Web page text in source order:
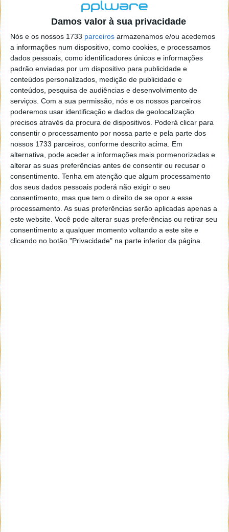
Damos valor à sua privacidade
Nós e os nossos 1733 parceiros armazenamos e/ou acedemos
a informações num dispositivo, como cookies, e processamos
dados pessoais, como identificadores únicos e informações
padrão enviadas por um dispositivo para publicidade e
conteúdos personalizados, medição de publicidade e
conteúdos, pesquisa de audiências e desenvolvimento de
serviços. Com a sua permissão, nós e os nossos parceiros
poderemos usar identificação e dados de geolocalização
precisos através da procura de dispositivos. Poderá clicar para
consentir o processamento por nossa parte e pela parte dos
nossos 1733 parceiros, conforme descrito acima. Em
alternativa, pode aceder a informações mais pormenorizadas e
alterar as suas preferências antes de consentir ou recusar o
consentimento. Tenha em atenção que algum processamento
dos seus dados pessoais poderá não exigir o seu
consentimento, mas que tem o direito de se opor a esse
processamento. As suas preferências serão aplicadas apenas a
este website. Você pode alterar suas preferências ou retirar seu
consentimento a qualquer momento voltando a este site e
clicando no botão "Privacidade" na parte inferior da página.
TRUQUES & DICAS
É impossível imaginar o Windows 10 sem o Menu
Iniciar. É já uma parte essencial deste sistema
operativo e está a sofrer algumas mudanças, ao
longo do tempos.
Hoje trazemos uma dica para poderem abrir várias
apps sem terem de fechar e abrir o Menu Iniciar, algo
que muitos pediam insistentemente.